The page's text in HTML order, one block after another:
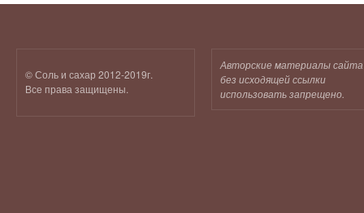
© Соль и сахар 2012-2019г.
Все права защищены.
Авторские материалы сайта
без исходящей ссылки
использовать запрещено.